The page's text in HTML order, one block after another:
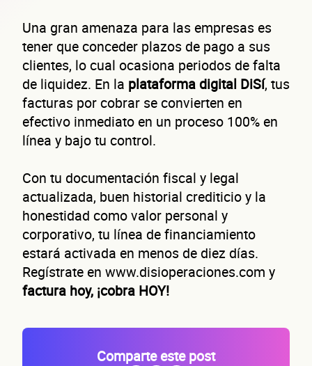
Una gran amenaza para las empresas es
tener que conceder plazos de pago a sus
clientes, lo cual ocasiona periodos de falta
de liquidez. En la plataforma digital DiSí, tus
facturas por cobrar se convierten en
efectivo inmediato en un proceso 100% en
línea y bajo tu control.
Con tu documentación fiscal y legal
actualizada, buen historial crediticio y la
honestidad como valor personal y
corporativo, tu línea de financiamiento
estará activada en menos de diez días.
Regístrate en www.disioperaciones.com y
factura hoy, ¡cobra HOY!
Comparte este post